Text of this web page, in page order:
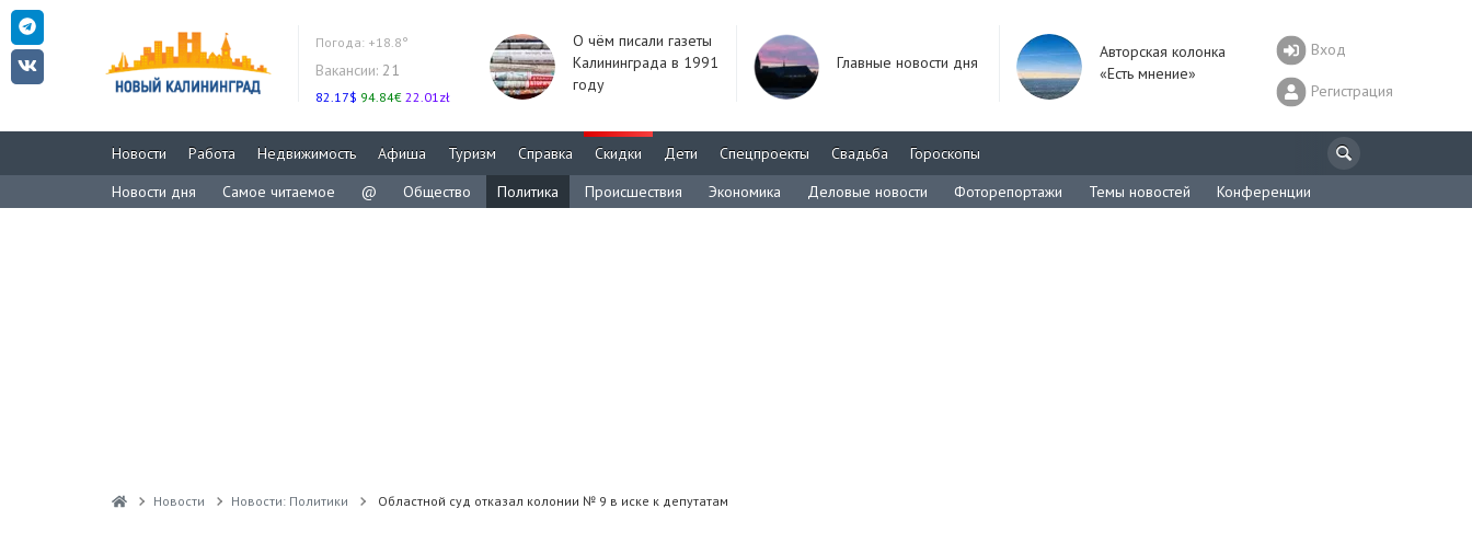
Погода: +18.8°
Вакансии: 21
82.17$ 94.84€ 22.01zł
О чём писали газеты
Калининграда в 1991
году
Главные новости дня
Авторская колонка
«Есть мнение»
Вход
Регистрация
Новости Работа Недвижимость Афиша Туризм Справка Скидки Дети Спецпроекты Свадьба
Гороскопы
Новости дня
Самое читаемое @ Общество Политика Происшествия Экономика Деловые новости Фоторепортажи Темы новостей Конференции
Новости Новости: Политики Областной суд отказал колонии № 9 в иске к депутатам